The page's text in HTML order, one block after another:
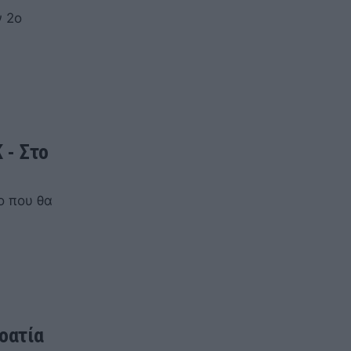
2ο
- Στο
που θα